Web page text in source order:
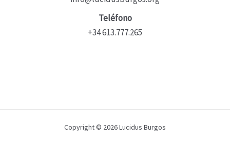
Teléfono
+34 613.777.265
Copyright © 2026 Lucidus Burgos